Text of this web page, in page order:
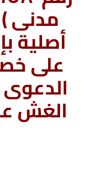
مدنى
أصلية
على
الدعوى
الغش